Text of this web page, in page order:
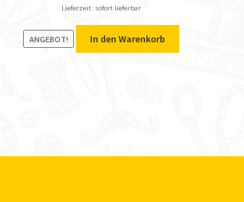
Lieferzeit: sofort lieferbar
ANGEBOT! In den Warenkorb